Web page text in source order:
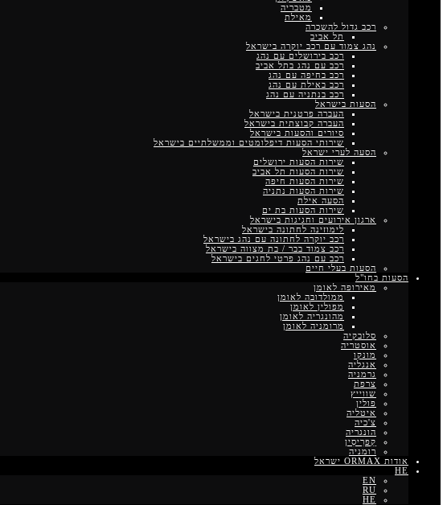
מטבריה
מאילת
רכב גדול להשכרה
תל אביב
נהג צמוד עם רכב יוקרה בישראל
רכב בירושלים עם נהג
רכב עם נהג בתל אביב
רכב בחיפה עם נהג
רכב באילת עם נהג
רכב בנתניה עם נהג
הסעות בישראל
העברה פרטנית בישראל
העברה קבוצתית בישראל
סיורים והסעות בישראל
שירותי הסעות דיפלומטים וממשלתיים בישראל
הסעה לערי ישראל
שירות הסעות ירושלים
שירות הסעות תל אביב
שירות הסעות חיפה
שירות הסעות נתניה
הסעה אילת
שירות הסעות בת ים
ארגון אירועים וחגיגות בישראל
לימוזינה לחתונה בישראל
רכב יוקרה לחתונה עם נהג בישראל
רכב צמוד בבר / בת מצווה בישראל
רכב עם נהג פרטי לחגים בישראל
הסעות בעלי חיים
הסעות בחו"ל
מאירופה לאומן
ממולדובה לאומן
מפולין לאומן
מהונגריה לאומן
מרומניה לאומן
סלובקיה
אוסטריה
מונקו
אנגליה
גרמניה
צרפת
שווייץ
פולין
איטליה
צ'כיה
הונגריה
קַפרִיסִין
רומניה
אודות ORMAX ישראל
HE
EN
RU
HE